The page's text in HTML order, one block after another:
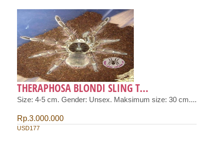
THERAPHOSA BLONDI SLING T...
Size: 4-5 cm. Gender: Unsex. Maksimum size: 30 cm....
Rp.3.000.000
USD177